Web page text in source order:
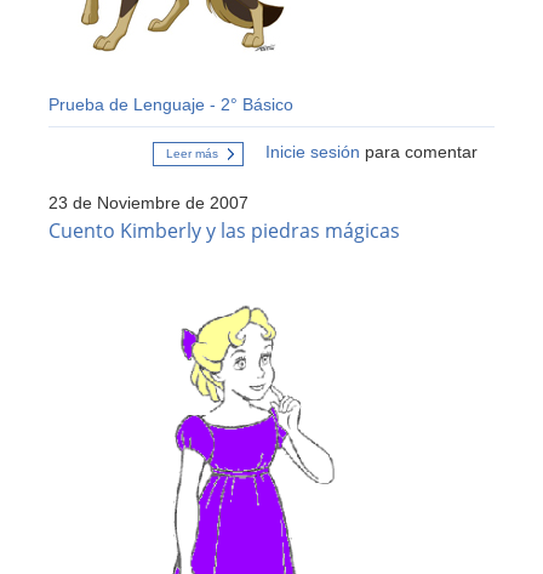
Prueba de Lenguaje - 2° Básico
Leer más sobre
Evaluación
Lenguaje
(2º
Básico)
Inicie sesión para comentar
23 de Noviembre de 2007
Cuento Kimberly y las piedras mágicas